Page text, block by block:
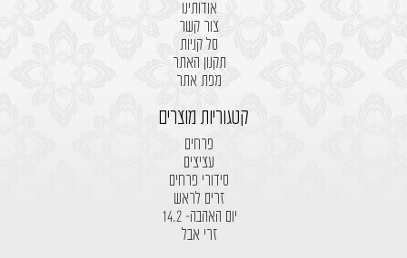
אודותינו
צור קשר
סל קניות
תקנון האתר
מפת אתר
קטגוריות מוצרים
פרחים
עציצים
סידורי פרחים
זרים לראש
יום האהבה- 14.2
זרי אבל